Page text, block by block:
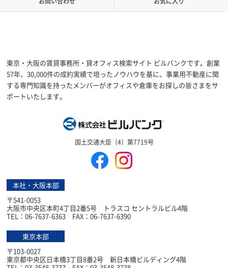
東京・大阪の賃貸事務所・貸オフィス検索サイト ビルバンクです。創業
57年、30,000件の成約実績で培ったノウハウを基に、事業用不動産に関
する専門知識を持ったメンバーがオフィスや倉庫をお探しの皆さまをサ
ポートいたします。
国土交通大臣（4）第7719号
本社・大阪本部
〒541-0053
大阪市中央区本町4丁目2番5号 トラスコ セントラルビル4階
TEL：06-7637-6363 FAX：06-7637-6390
東京本部
〒103-0027
東京都中央区日本橋3丁目8番2号 新日本橋ビルディング4階